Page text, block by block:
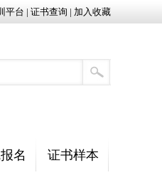
平台 | 证书查询 | 加入收藏
名 证书样本